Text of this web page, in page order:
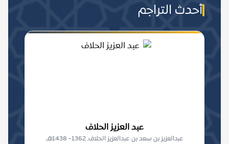
أحدث التراجم
عبد العزيز الحلاف
عبدالعزيز بن سعد بن عبدالعزيز الحلاف. 1362- 1438هـ.